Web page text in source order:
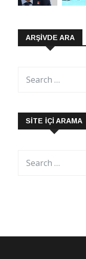
ARŞIVDE ARA
SITE İÇI ARAMA